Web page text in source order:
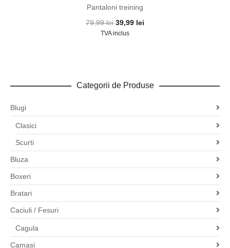
Pantaloni treining
79,99lei Prețul
inițial
39,99 lei
TVA inclus
Categorii de Produse
Blugi
Clasici
Scurti
Bluza
Boxeri
Bratari
Caciuli / Fesuri
Cagula
Camasi